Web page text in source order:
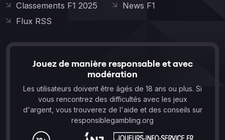
Classements F1 2025
News F1
Flux RSS
Jouez de manière responsable et avec
modération
Les utilisateurs doivent être âgés de 18 ans ou plus. Si
vous rencontrez des difficultés avec les jeux
d'argent, vous trouverez de l'aide et des conseils sur
responsiblegambling.org